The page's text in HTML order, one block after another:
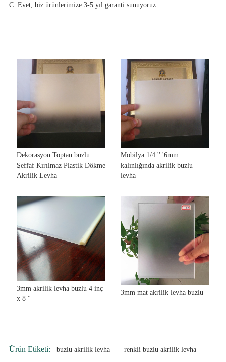
C: Evet, biz ürünlerimize 3-5 yıl garanti sunuyoruz.
Dekorasyon Toptan buzlu
Şeffaf Kırılmaz Plastik Dökme
Akrilik Levha
Mobilya 1/4 '' '6mm
kalınlığında akrilik buzlu
levha
3mm akrilik levha buzlu 4 inç
x 8 ''
3mm mat akrilik levha buzlu
Ürün Etiketi: buzlu akrilik levha
renkli buzlu akrilik levha